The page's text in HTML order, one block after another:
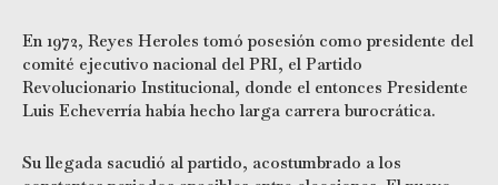
En 1972, Reyes Heroles tomó posesión como presidente del
comité ejecutivo nacional del PRI, el Partido
Revolucionario Institucional, donde el entonces Presidente
Luis Echeverría había hecho larga carrera burocrática.
Su llegada sacudió al partido, acostumbrado a los